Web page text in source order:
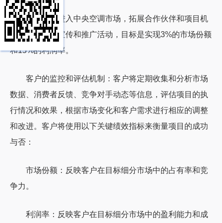
第三年：进入中央空调市场，拓展合作伙伴和项目机
会，优化品牌宣传和推广活动，目标是实现3%的市场份额
和15%的利润率。
客户的监控和评估机制：客户将定期收集和分析市场
数据、消费者反馈、竞争对手动态等信息，评估项目的执
行情况和效果，根据市场变化和客户需求进行相应的调整
和改进。客户将使用以下关键绩效指标来衡量项目的成功
与否：
市场份额：反映客户在目标细分市场中的占有率和竞
争力。
利润率：反映客户在目标细分市场中的盈利能力和成